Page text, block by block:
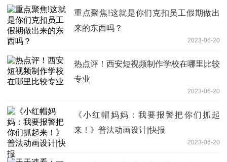
重点聚焦!这就是你们克扣员工假期做出
来的东西吗？
2023-06-20
热点评！西安短视频制作学校在哪里比较
专业
2023-06-20
《小红帽妈妈：我要报警把你们抓起
来！》普法动画设计|快报
2023-06-20